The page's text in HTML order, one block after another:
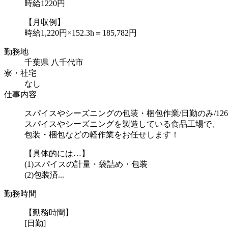
時給1220円
【月収例】
時給1,220円×152.3h＝185,782円
勤務地
千葉県 八千代市
寮・社宅
なし
仕事内容
スパイスやシーズニングの包装・梱包作業/日勤のみ/
スパイスやシーズニングを製造している食品工場で、
包装・梱包などの軽作業をお任せします！
【具体的には…】
(1)スパイスの計量・袋詰め・包装
(2)包装済...
勤務時間
【勤務時間】
[日勤]